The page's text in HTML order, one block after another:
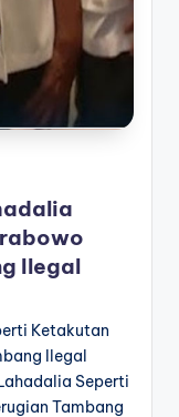
Ilegal
Ketakutan
Ilegal
Seperti
Tambang